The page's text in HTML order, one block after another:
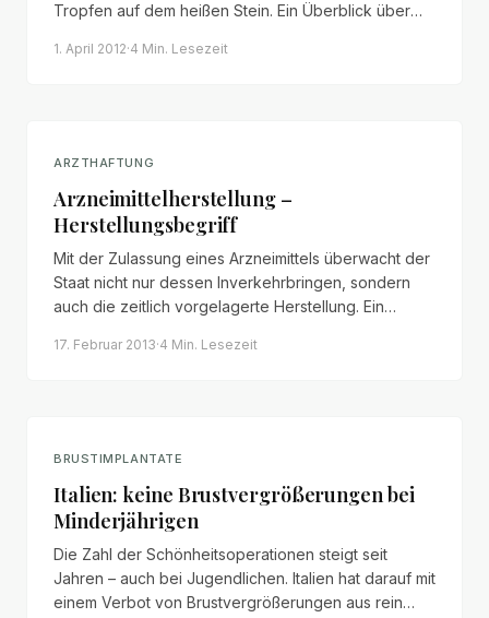
Tropfen auf dem heißen Stein. Ein Überblick über
Schmerzensgeld in Deutschland.
1. April 2012·4 Min. Lesezeit
ARZTHAFTUNG
Arzneimittelherstellung –
Herstellungsbegriff
Mit der Zulassung eines Arzneimittels überwacht der
Staat nicht nur dessen Inverkehrbringen, sondern
auch die zeitlich vorgelagerte Herstellung. Ein
und seine haftungsrechtliche Bedeutung.
17. Februar 2013·4 Min. Lesezeit
BRUSTIMPLANTATE
Italien: keine Brustvergrößerungen bei
Minderjährigen
Die Zahl der Schönheitsoperationen steigt seit
Jahren – auch bei Jugendlichen. Italien hat darauf mit
einem Verbot von Brustvergrößerungen aus rein